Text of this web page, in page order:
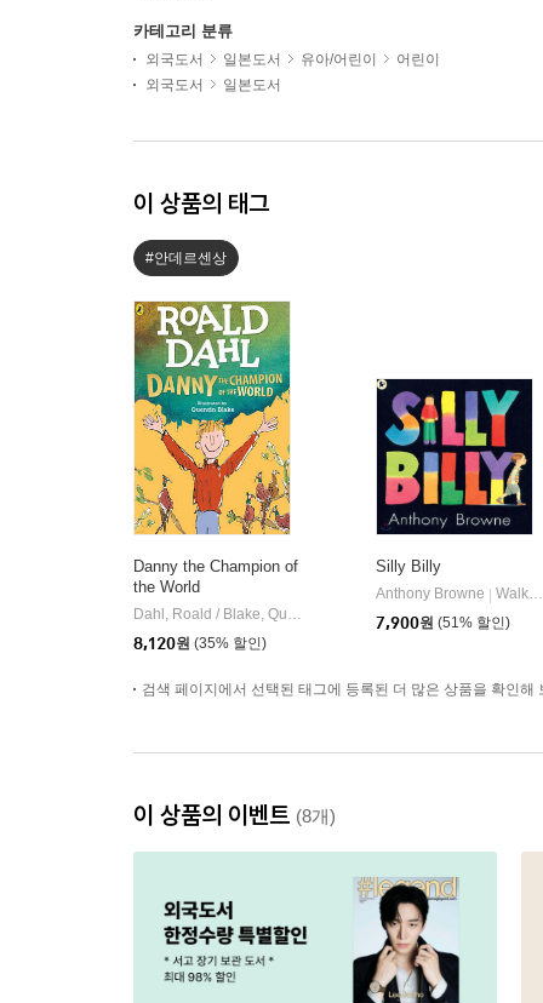
카테고리 분류
외국도서 일본도서 유아/어린이
어린이
외국도서
일본도서
이 상품의 태그
#안데르센상
Danny the Champion of
the World
Dahl, Roald / Blake, Quentin
Viking Books for Young Readers
8,120원 (35% 할인)
Silly Billy
Anthony Browne
Walker Books
7,900원 (51% 할인)
검색 페이지에서 선택된 태그에 등록된 더 많은 상품을 확인해
이 상품의 이벤트 (8개)